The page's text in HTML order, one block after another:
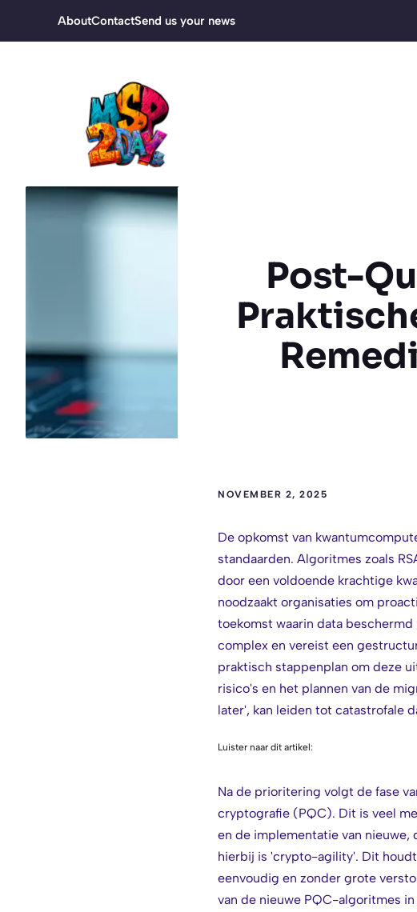
AboutContactSend us your news
Post-
NOVEMBER 2, 2025
De opkomst van
standaarden. Algoritmes zoals
door een voldoende krachtige
noodzaakt organisaties om
toekomst waarin data
complex en vereist een
praktisch stappenplan om deze
risico's en het plannen van de
later', kan leiden tot catastrofale
Luister naar dit artikel:
Na de prioritering volgt de fase
cryptografie (PQC). Dit is veel
en de implementatie van nieuwe,
hierbij is 'crypto-agility'. Dit
eenvoudig en zonder grote
van de nieuwe PQC-algoritmes